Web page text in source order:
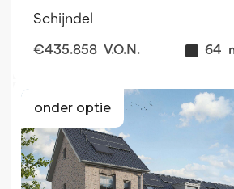
Schijndel
€435.858 V.O.N. 64
onder optie